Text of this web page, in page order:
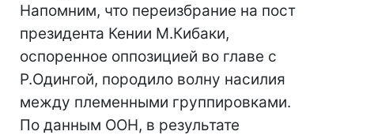
Напомним, что переизбрание на пост
президента Кении М.Кибаки,
оспоренное оппозицией во главе с
Р.Одингой, породило волну насилия
между племенными группировками.
По данным ООН, в результате